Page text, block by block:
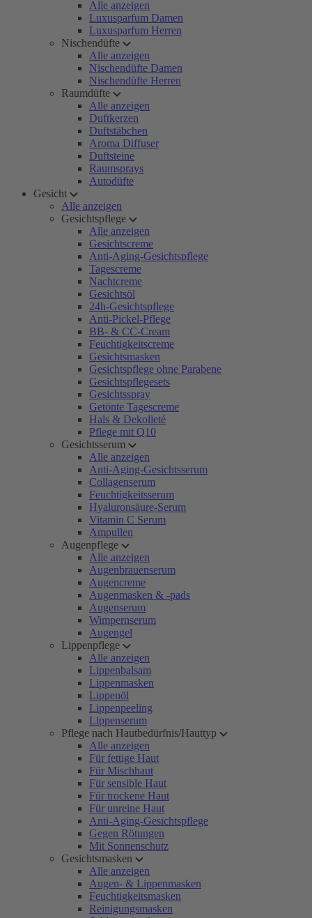
Alle anzeigen
Luxusparfum Damen
Luxusparfum Herren
Nischendüfte
Alle anzeigen
Nischendüfte Damen
Nischendüfte Herren
Raumdüfte
Alle anzeigen
Duftkerzen
Duftstäbchen
Aroma Diffuser
Duftsteine
Raumsprays
Autodüfte
Gesicht
Alle anzeigen
Gesichtspflege
Alle anzeigen
Gesichtscreme
Anti-Aging-Gesichtspflege
Tagescreme
Nachtcreme
Gesichtsöl
24h-Gesichtspflege
Anti-Pickel-Pflege
BB- & CC-Cream
Feuchtigkeitscreme
Gesichtsmasken
Gesichtspflege ohne Parabene
Gesichtspflegesets
Gesichtsspray
Getönte Tagescreme
Hals & Dekolleté
Pflege mit Q10
Gesichtsserum
Alle anzeigen
Anti-Aging-Gesichtsserum
Collagenserum
Feuchtigkeitsserum
Hyaluronsäure-Serum
Vitamin C Serum
Ampullen
Augenpflege
Alle anzeigen
Augenbrauenserum
Augencreme
Augenmasken & -pads
Augenserum
Wimpernserum
Augengel
Lippenpflege
Alle anzeigen
Lippenbalsam
Lippenmasken
Lippenöl
Lippenpeeling
Lippenserum
Pflege nach Hautbedürfnis/Hauttyp
Alle anzeigen
Für fettige Haut
Für Mischhaut
Für sensible Haut
Für trockene Haut
Für unreine Haut
Anti-Aging-Gesichtspflege
Gegen Rötungen
Mit Sonnenschutz
Gesichtsmasken
Alle anzeigen
Augen- & Lippenmasken
Feuchtigkeitsmasken
Reinigungsmasken